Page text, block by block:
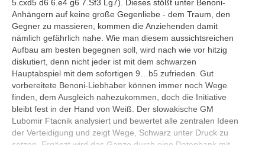
5.cxd5 d6 6.e4 g6 7.Sf3 Lg7). Dieses stößt unter Benoni-
Anhängern auf keine große Gegenliebe - dem Traum, den
Gegner zu massieren, kommen die Anziehenden damit
nämlich gefährlich nahe. Wie man diesem aussichtsreichen
Aufbau am besten begegnen soll, wird nach wie vor hitzig
diskutiert, denn nicht jeder ist mit dem schwarzen
Hauptabspiel mit dem sofortigen 9…b5 zufrieden. Gut
vorbereitete Benoni-Liebhaber können immer noch Wege
finden, dem Ausgleich nahezukommen, doch die Initiative
bleibt fest in der Hand von Weiß. Der slowakische GM
Lubomir Ftacnik analysiert und bewertet alle zentralen Ideen
der Verteidigung und zeigt Wege, Schwarz unter Druck zu